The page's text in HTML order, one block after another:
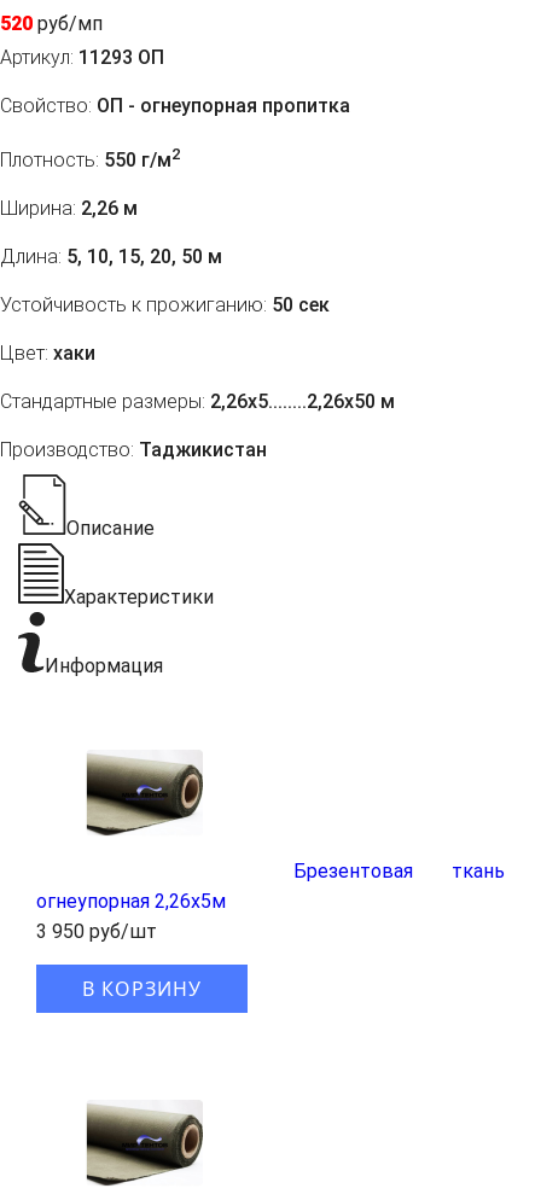
520 руб/мп
Артикул: 11293 ОП
Свойство: ОП - огнеупорная пропитка
Плотность: 550 г/м2
Ширина: 2,26 м
Длина: 5, 10, 15, 20, 50 м
Устойчивость к прожиганию: 50 сек
Цвет: хаки
Стандартные размеры: 2,26х5........2,26х50 м
Производство: Таджикистан
Описание
Характеристики
Информация
Брезентовая ткань
огнеупорная 2,26x5м
3 950 руб/шт
В КОРЗИНУ